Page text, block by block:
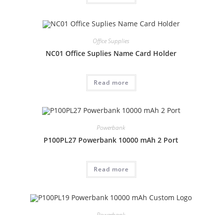
Office Supplies
NC01 Office Suplies Name Card Holder
Read more
Powerbank
P100PL27 Powerbank 10000 mAh 2 Port
Read more